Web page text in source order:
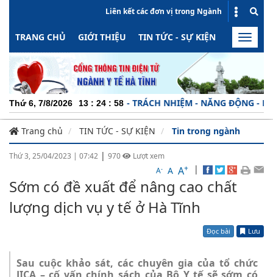
Liên kết các đơn vị trong Ngành
TRANG CHỦ GIỚI THIỆU TIN TỨC - SỰ KIỆN HOẠT
Toggle
Thứ 6, 7/8/2026 13 : 24 : 59
CHUYÊN NGHIỆP - TRÁCH NHIỆM - NĂNG ĐỘNG - MINH
Trang chủ TIN TỨC - SỰ KIỆN Tin trong ngành
Thứ 3, 25/04/2023 | 07:42 | 970
Lượt xem
A- A A+ |
Sớm có đề xuất để nâng cao chất
lượng dịch vụ y tế ở Hà Tĩnh
Đọc bài Lưu
Sau cuộc khảo sát, các chuyên gia của tổ chức